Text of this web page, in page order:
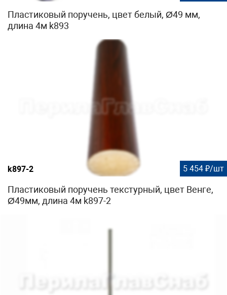
Пластиковый поручень, цвет белый, Ø49 мм,
длина 4м k893
k897-2 5 454 ₽/шт
Пластиковый поручень текстурный, цвет Венге,
Ø49мм, длина 4м k897-2